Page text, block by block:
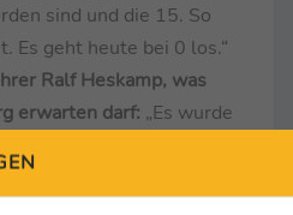
sind und die 15. So
Es geht heute bei 0 los.“
Ralf Heskamp, was
erwarten darf: „Es wurde
war, dass die Physis